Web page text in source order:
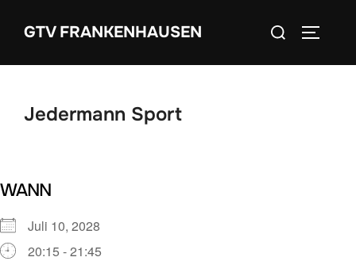
InhaltGTV FRANKENHAUSEN
Suchen
Jedermann Sport
WANN
Juli 10, 2028
20:15 - 21:45